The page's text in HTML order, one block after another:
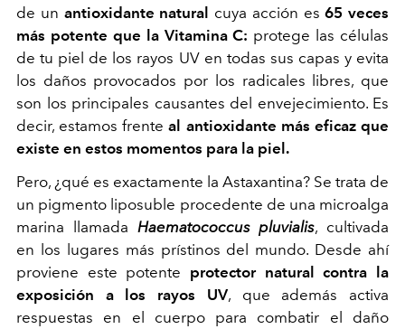
de un antioxidante natural cuya acción es 65 veces
más potente que la Vitamina C: protege las células
de tu piel de los rayos UV en todas sus capas y evita
los daños provocados por los radicales libres, que
son los principales causantes del envejecimiento. Es
decir, estamos frenteal antioxidante más eficaz que
existe en estos momentos para la piel.
Pero, ¿qué es exactamente la Astaxantina? Se trata de
un pigmento liposuble procedente de una microalga
marina llamada Haematococcus pluvialis, cultivada
en los lugares más prístinos del mundo. Desde ahí
proviene este potente protector natural contra la
exposición a los rayos UV, que además activa
respuestas en el cuerpo para combatir el daño